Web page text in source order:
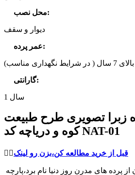
محل نصب:
دیوار و سقف
عمر پرده:
بالای 7 سال ( در شرایط نگهداری مناسب)
گارانتی:
1 سال
زبرا تصویری طرح طبیعت
کوه و دریاچه کد NAT-01
👈🏻قبل از خرید مطالعه کن،بزن رو لینک